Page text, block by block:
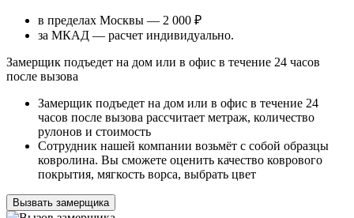
в пределах Москвы — 2 000 ₽
за МКАД — расчет индивидуально.
Замерщик подъедет на дом или в офис в течение 24 часов
после вызова
Замерщик подъедет на дом или в офис в течение 24
часов после вызова рассчитает метраж, количество
рулонов и стоимость
Сотрудник нашей компании возьмёт с собой образцы
ковролина. Вы сможете оценить качество коврового
покрытия, мягкость ворса, выбрать цвет
Вызвать замерщика